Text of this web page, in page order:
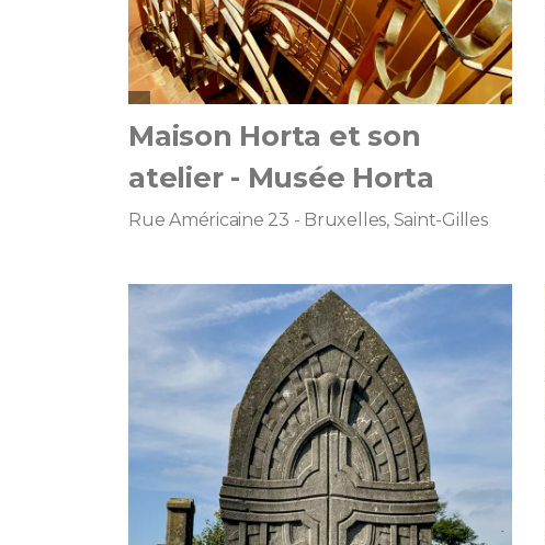
Maison Horta et son
atelier - Musée Horta
Rue Américaine 23 - Bruxelles, Saint-Gilles